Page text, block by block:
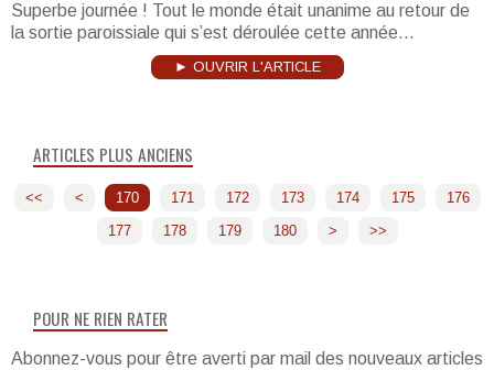
Superbe journée ! Tout le monde était unanime au retour de
la sortie paroissiale qui s’est déroulée cette année...
► OUVRIR L'ARTICLE
ARTICLES PLUS ANCIENS
<< < 100
110
120
130
140
150
160
170 171 172 173 174 175
176
177
178 179 180 190
> >>
POUR NE RIEN RATER
Abonnez-vous pour être averti par mail des nouveaux articles